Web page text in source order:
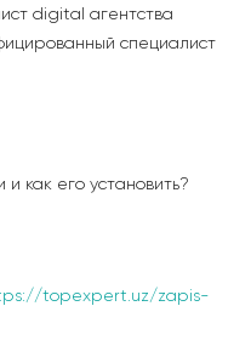
digital агентства
специалист
как его установить?
topexpert.uz/zapis-